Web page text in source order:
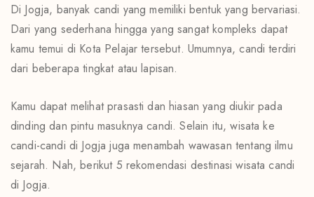
Di Jogja, banyak candi yang memiliki bentuk yang bervariasi.
Dari yang sederhana hingga yang sangat kompleks dapat
kamu temui di Kota Pelajar tersebut. Umumnya, candi terdiri
dari beberapa tingkat atau lapisan.
Kamu dapat melihat prasasti dan hiasan yang diukir pada
dinding dan pintu masuknya candi. Selain itu, wisata ke
candi-candi di Jogja juga menambah wawasan tentang ilmu
sejarah. Nah, berikut 5 rekomendasi destinasi wisata candi
di Jogja.